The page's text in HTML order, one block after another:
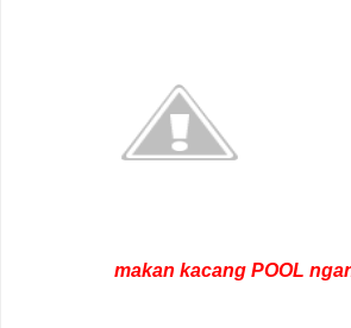
makan kacang POOL